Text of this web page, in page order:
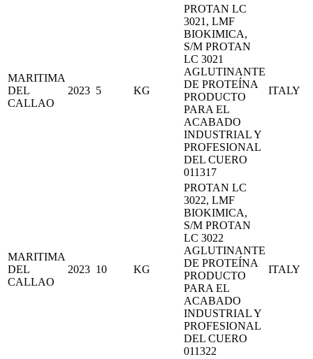
MARITIMA
DEL
CALLAO
2023 5 KG
PROTAN LC
3021, LMF
BIOKIMICA,
S/M PROTAN
LC 3021
AGLUTINANTE
DE PROTEÍNA
PRODUCTO
PARA EL
ACABADO
INDUSTRIAL Y
PROFESIONAL
DEL CUERO
011317
ITALY
MARITIMA
DEL
CALLAO
2023 10 KG
PROTAN LC
3022, LMF
BIOKIMICA,
S/M PROTAN
LC 3022
AGLUTINANTE
DE PROTEÍNA
PRODUCTO
PARA EL
ACABADO
INDUSTRIAL Y
PROFESIONAL
DEL CUERO
011322
ITALY